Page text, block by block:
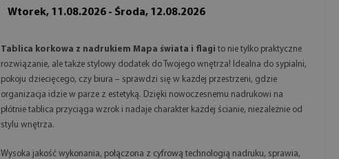
Wtorek, 11.08.2026 - Środa, 12.08.2026
Tablica korkowa z nadrukiem Mapa świata i flagi to nie tylko praktyczne
rozwiązanie, ale także stylowy dodatek do Twojego wnętrza! Idealna do sypialni,
pokoju dziecięcego, czy biura – sprawdzi się w każdej przestrzeni, gdzie
organizacja idzie w parze z estetyką. Dzięki nowoczesnemu nadrukowi na
płótnie tablica przyciąga wzrok i nadaje charakter każdej ścianie, niezależnie od
stylu wnętrza.
Wysoka jakość wykonania, połączona z cyfrową technologią nadruku, sprawia,